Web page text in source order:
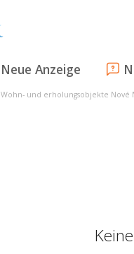
Neue Anzeige
Wohn- und erholungsobjekte Nové